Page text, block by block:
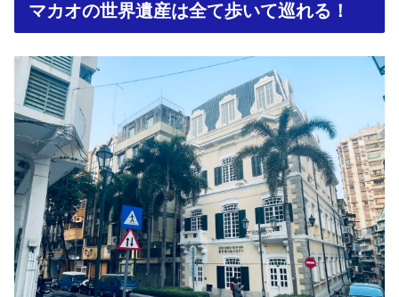
マカオの世界遺産は全て歩いて巡れる！